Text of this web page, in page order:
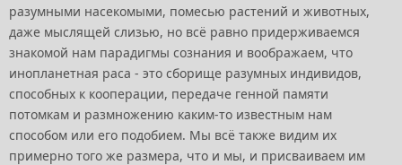
разумными насекомыми, помесью растений и животных,
даже мыслящей слизью, но всё равно придерживаемся
знакомой нам парадигмы сознания и воображаем, что
инопланетная раса - это сборище разумных индивидов,
способных к кооперации, передаче генной памяти
потомкам и размножению каким-то известным нам
способом или его подобием. Мы всё также видим их
примерно того же размера, что и мы, и присваиваем им